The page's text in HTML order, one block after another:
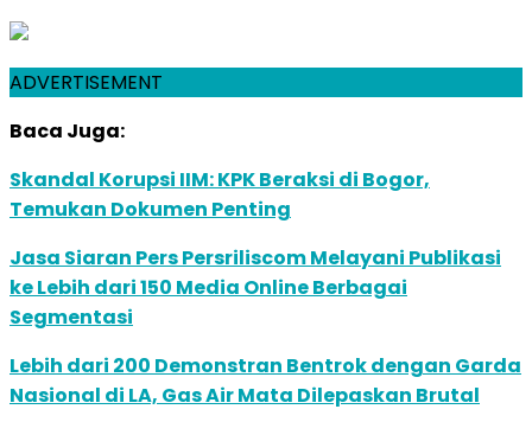
ADVERTISEMENT
Baca Juga:
Skandal Korupsi IIM: KPK Beraksi di Bogor,
Temukan Dokumen Penting
Jasa Siaran Pers Persriliscom Melayani Publikasi
ke Lebih dari 150 Media Online Berbagai
Segmentasi
Lebih dari 200 Demonstran Bentrok dengan Garda
Nasional di LA, Gas Air Mata Dilepaskan Brutal